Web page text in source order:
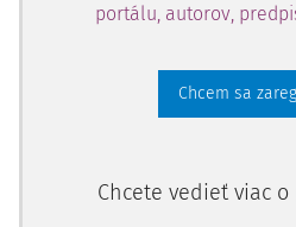
portálu, autorov,
Chcem sa
Chcete vedieť viac o